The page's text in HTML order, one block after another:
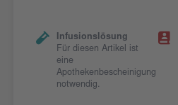
Infusionslösung
Für diesen Artikel ist
eine
Apothekenbescheinigung
notwendig.